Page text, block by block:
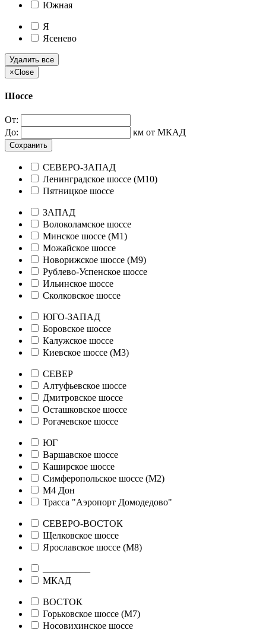
Южная
Я
Ясенево
Удалить все
×Close
Шоссе
От:
До:
км от МКАД
Сохранить
СЕВЕРО-ЗАПАД
Ленинградское шоссе (М10)
Пятницкое шоссе
ЗАПАД
Волоколамское шоссе
Минское шоссе (М1)
Можайское шоссе
Новорижское шоссе (М9)
Рублево-Успенское шоссе
Ильинское шоссе
Сколковское шоссе
ЮГО-ЗАПАД
Боровское шоссе
Калужское шоссе
Киевское шоссе (М3)
СЕВЕР
Алтуфьевское шоссе
Дмитровское шоссе
Осташковское шоссе
Рогачевское шоссе
ЮГ
Варшавское шоссе
Каширское шоссе
Симферопольское шоссе (М2)
М4 Дон
Трасса "Аэропорт Домодедово"
СЕВЕРО-ВОСТОК
Щелковское шоссе
Ярославское шоссе (М8)
МКАД
ВОСТОК
Горьковское шоссе (М7)
Носовихинское шоссе